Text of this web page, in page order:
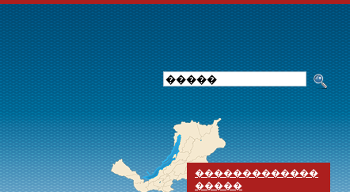
�������������
�����